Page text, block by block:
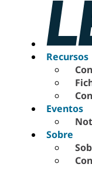
Recursos
Eventos
Sobre